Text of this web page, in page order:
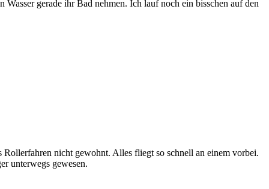
gerade ihr Bad nehmen. Ich lauf noch ein bisschen auf den
nicht gewohnt. Alles fliegt so schnell an einem vorbei.
unterwegs gewesen.